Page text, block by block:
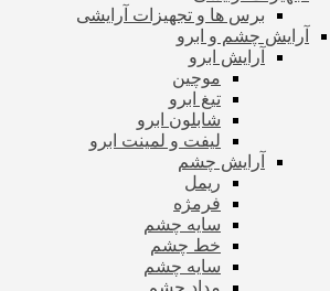
برس ها و تجهیزات آرایشی
آرایش چشم و ابرو
آرایش ابرو
موچین
تیغ ابرو
شابلون ابرو
لیفت و لمینت ابرو
آرایش چشم
ریمل
فرمژه
سایه چشم
خط چشم
سایه چشم
مداد چشم